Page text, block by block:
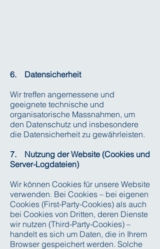
6. Datensicherheit
Wir treffen angemessene und
geeignete technische und
organisatorische Massnahmen, um
den Datenschutz und insbesondere
die Datensicherheit zu gewährleisten.
7. Nutzung der Website (Cookies und
Server-Logdateien)
Wir können Cookies für unsere Website
verwenden. Bei Cookies – bei eigenen
Cookies (First-Party-Cookies) als auch
bei Cookies von Dritten, deren Dienste
wir nutzen (Third-Party-Cookies) –
handelt es sich um Daten, die in Ihrem
Browser gespeichert werden. Solche